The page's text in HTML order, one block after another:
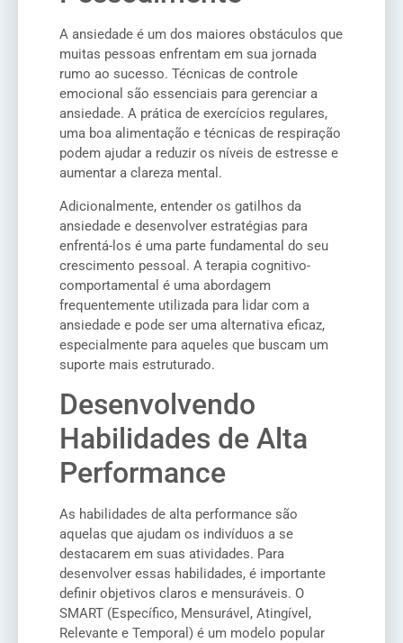
A ansiedade é um dos maiores obstáculos que
muitas pessoas enfrentam em sua jornada
rumo ao sucesso. Técnicas de controle
emocional são essenciais para gerenciar a
ansiedade. A prática de exercícios regulares,
uma boa alimentação e técnicas de respiração
podem ajudar a reduzir os níveis de estresse e
aumentar a clareza mental.
Adicionalmente, entender os gatilhos da
ansiedade e desenvolver estratégias para
enfrentá-los é uma parte fundamental do seu
crescimento pessoal. A terapia cognitivo-
comportamental é uma abordagem
frequentemente utilizada para lidar com a
ansiedade e pode ser uma alternativa eficaz,
especialmente para aqueles que buscam um
suporte mais estruturado.
Desenvolvendo
Habilidades de Alta
Performance
As habilidades de alta performance são
aquelas que ajudam os indivíduos a se
destacarem em suas atividades. Para
desenvolver essas habilidades, é importante
definir objetivos claros e mensuráveis. O
SMART (Específico, Mensurável, Atingível,
Relevante e Temporal) é um modelo popular